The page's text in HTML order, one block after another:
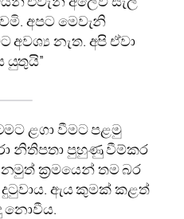
අපට මෙවැනි
අවශ්‍ය නැත. අපි ඒවා
යුතුයි”
ළගා වීමට පළමු
නිතිපතා පුහුණු වීම්කර
ක්‍රමයෙන් තම බර
ඇය කුමක් කළත්
නොවීය.